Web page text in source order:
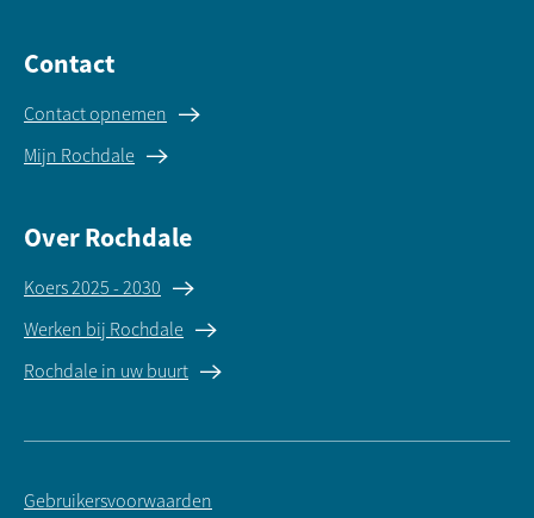
Contact
Contact opnemen
Mijn Rochdale
Over Rochdale
Koers 2025 - 2030
Werken bij Rochdale
Rochdale in uw buurt
Gebruikersvoorwaarden